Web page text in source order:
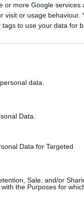
or more Google
visit or usage behaviour.
to use your data for
data.
Data.
Data for Targeted
Sale, and/or
the Purposes for
“Ho fatto
volevo
una lastra
Lorenzo ha fatto